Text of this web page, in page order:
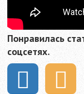
Понравилась
соцсетях.